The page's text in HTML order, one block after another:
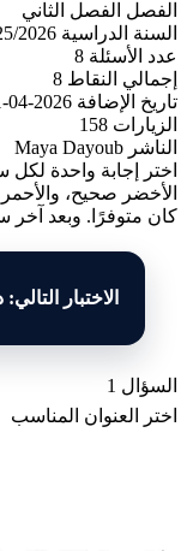
الفصل
الفصل الثاني
السنة الدراسية 2026
عدد الأسئلة 8
إجمالي النقاط 8
تاريخ الإضافة 2026-04-21
الزيارات 158
الناشر Maya Dayoub
اختر إجابة واحدة لكل
الأخضر صحيح،
كان متوفرًا. وبعد آخر
الاختبار
السؤال 1
اختر العنوان المناسب